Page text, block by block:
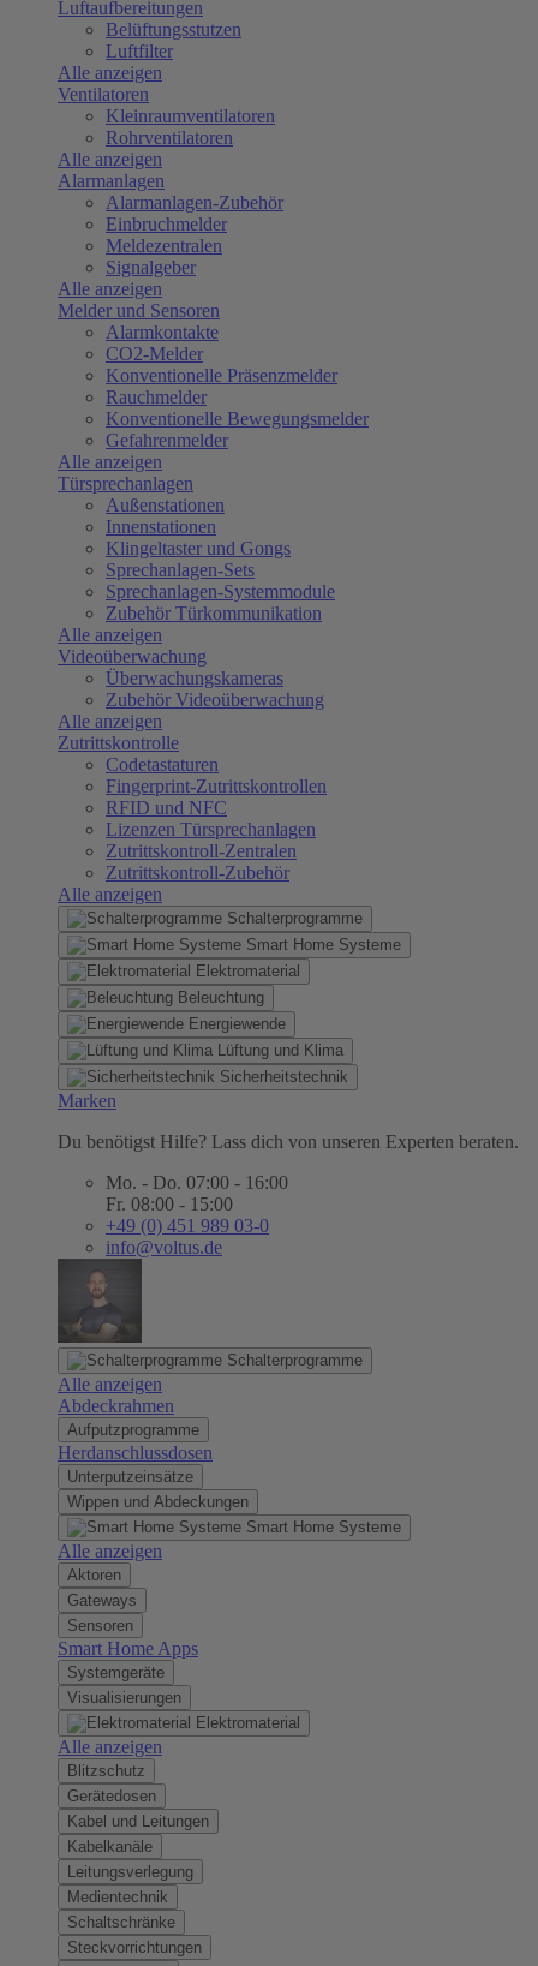
Luftaufbereitungen
Belüftungsstutzen
Luftfilter
Alle anzeigen
Ventilatoren
Kleinraumventilatoren
Rohrventilatoren
Alle anzeigen
Alarmanlagen
Alarmanlagen-Zubehör
Einbruchmelder
Meldezentralen
Signalgeber
Alle anzeigen
Melder und Sensoren
Alarmkontakte
CO2-Melder
Konventionelle Präsenzmelder
Rauchmelder
Konventionelle Bewegungsmelder
Gefahrenmelder
Alle anzeigen
Türsprechanlagen
Außenstationen
Innenstationen
Klingeltaster und Gongs
Sprechanlagen-Sets
Sprechanlagen-Systemmodule
Zubehör Türkommunikation
Alle anzeigen
Videoüberwachung
Überwachungskameras
Zubehör Videoüberwachung
Alle anzeigen
Zutrittskontrolle
Codetastaturen
Fingerprint-Zutrittskontrollen
RFID und NFC
Lizenzen Türsprechanlagen
Zutrittskontroll-Zentralen
Zutrittskontroll-Zubehör
Alle anzeigen
Schalterprogramme
Smart Home Systeme
Elektromaterial
Beleuchtung
Energiewende
Lüftung und Klima
Sicherheitstechnik
Marken
Du benötigst Hilfe? Lass dich von unseren Experten beraten.
Mo. - Do. 07:00 - 16:00
Fr. 08:00 - 15:00
+49 (0) 451 989 03-0
info@voltus.de
Schalterprogramme
Alle anzeigen
Abdeckrahmen
Aufputzprogramme
Herdanschlussdosen
Unterputzeinsätze
Wippen und Abdeckungen
Smart Home Systeme
Alle anzeigen
Aktoren
Gateways
Sensoren
Smart Home Apps
Systemgeräte
Visualisierungen
Elektromaterial
Alle anzeigen
Blitzschutz
Gerätedosen
Kabel und Leitungen
Kabelkanäle
Leitungsverlegung
Medientechnik
Schaltschränke
Steckvorrichtungen